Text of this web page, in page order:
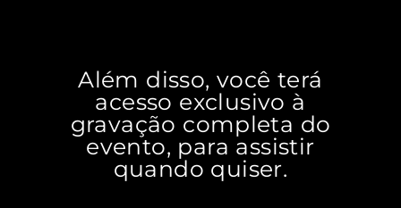
Além disso, você terá
acesso exclusivo à
gravação completa do
evento, para assistir
quando quiser.